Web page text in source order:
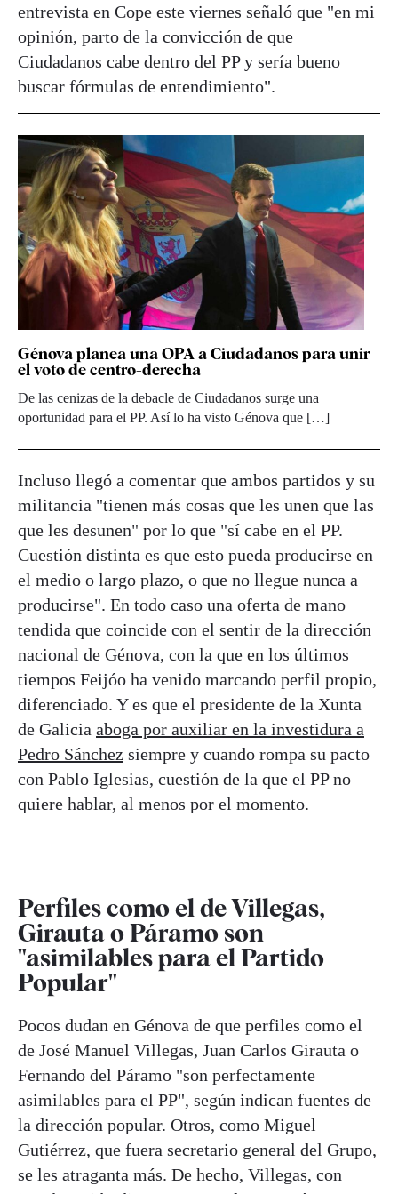
entrevista en Cope este viernes señaló que "en mi
opinión, parto de la convicción de que
Ciudadanos cabe dentro del PP y sería bueno
buscar fórmulas de entendimiento".
Génova planea una OPA a Ciudadanos para unir
el voto de centro-derecha
De las cenizas de la debacle de Ciudadanos surge una
oportunidad para el PP. Así lo ha visto Génova que […]
Incluso llegó a comentar que ambos partidos y su
militancia "tienen más cosas que les unen que las
que les desunen" por lo que "sí cabe en el PP.
Cuestión distinta es que esto pueda producirse en
el medio o largo plazo, o que no llegue nunca a
producirse". En todo caso una oferta de mano
tendida que coincide con el sentir de la dirección
nacional de Génova, con la que en los últimos
tiempos Feijóo ha venido marcando perfil propio,
diferenciado. Y es que el presidente de la Xunta
de Galicia aboga por auxiliar en la investidura a
Pedro Sánchez siempre y cuando rompa su pacto
con Pablo Iglesias, cuestión de la que el PP no
quiere hablar, al menos por el momento.
Perfiles como el de Villegas,
Girauta o Páramo son
"asimilables para el Partido
Popular"
Pocos dudan en Génova de que perfiles como el
de José Manuel Villegas, Juan Carlos Girauta o
Fernando del Páramo "son perfectamente
asimilables para el PP", según indican fuentes de
la dirección popular. Otros, como Miguel
Gutiérrez, que fuera secretario general del Grupo,
se les atraganta más. De hecho, Villegas, con